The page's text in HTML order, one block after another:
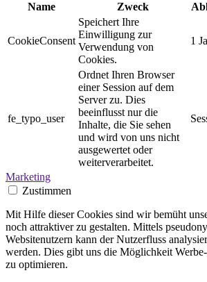
Name Zweck
CookieConsent
Speichert Ihre
Einwilligung zur
Verwendung von
Cookies.
1
fe_typo_user
Ordnet Ihren Browser
einer Session auf dem
Server zu. Dies
beeinflusst nur die
Inhalte, die Sie sehen
und wird von uns nicht
ausgewertet oder
weiterverarbeitet.
Marketing
Zustimmen
Mit Hilfe dieser Cookies sind wir bemüht
noch attraktiver zu gestalten. Mittels
Websitenutzern kann der Nutzerfluss
werden. Dies gibt uns die Möglichkeit
zu optimieren.